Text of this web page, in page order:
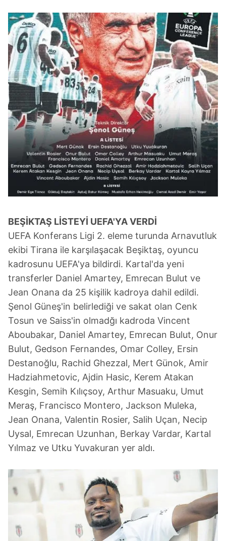
verileriniz işlenmekte olup gerekli olan çerezler bilgi
toplumu hizmetlerinin sunulması amacıyla
kullanılmaktadır. Diğer çerezler, sitemizin daha işlevsel
kılınması ve kişiselleştirilmesi ve sizlere yönelik
reklam/pazarlama faaliyetlerinin yapılması, amaçlarıyla
sınırlı olarak açık rızanız dahilinde kullanılacaktır.
Çerezlere ilişkin tercihlerinizi aşağıda yer alan panel
vasıtasıyla belirleyebilirsiniz. Çerezlere ilişkin detaylı bilgi
için Ayarlar butonuna tıklayabilir,Çerez Bilgilendirme
Metnimizi ziyaret edebilirsiniz.
6698 sayılı Kişisel Verilerin Korunması Kanunu uyarınca
hazırlanmış Aydınlatma Metnimizi okumak ve sitemizde
ilgili mevzuata uygun olarak kullanılan çerezlerle ilgili bilgi
almak için lütfentıklayınız.
BEŞİKTAŞ LİSTEYİ UEFA'YA VERDİ
UEFA Konferans Ligi 2. eleme turunda Arnavutluk
ekibi Tirana ile karşılaşacak Beşiktaş, oyuncu
kadrosunu UEFA'ya bildirdi. Kartal'da yeni
transferler Daniel Amartey, Emrecan Bulut ve
Jean Onana da 25 kişilik kadroya dahil edildi.
Şenol Güneş'in belirlediği ve sakat olan Cenk
Tosun ve Saiss'in olmadğı kadroda Vincent
Aboubakar, Daniel Amartey, Emrecan Bulut, Onur
Bulut, Gedson Fernandes, Omar Colley, Ersin
Destanoğlu, Rachid Ghezzal, Mert Günok, Amir
Hadziahmetovic, Ajdin Hasic, Kerem Atakan
Kesgin, Semih Kılıçsoy, Arthur Masuaku, Umut
Meraş, Francisco Montero, Jackson Muleka,
Jean Onana, Valentin Rosier, Salih Uçan, Necip
Uysal, Emrecan Uzunhan, Berkay Vardar, Kartal
Yılmaz ve Utku Yuvakuran yer aldı.